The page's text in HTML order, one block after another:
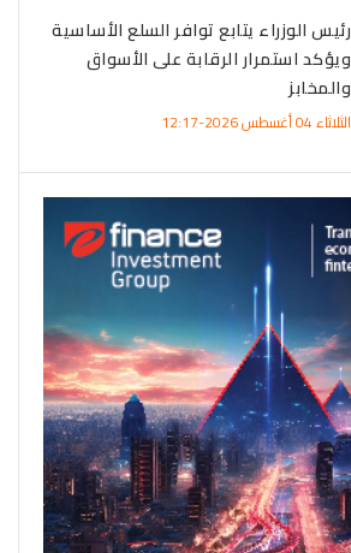
رئيس الوزراء يتابع توافر السلع الأساسية
ويؤكد استمرار الرقابة على الأسواق
والمخابز
الثلاثاء 04 أغسطس 2026-12:17